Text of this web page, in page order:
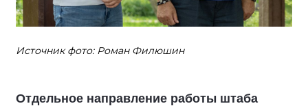
Источник фото: Роман Филюшин
Отдельное направление работы штаба